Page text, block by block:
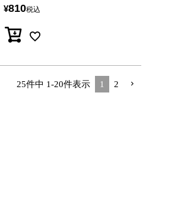
¥810税込
25件中 1-20件表示 1 2